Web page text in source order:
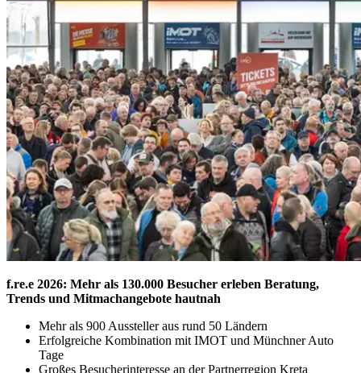
f.re.e 2026: Mehr als 130.000 Besucher erleben Beratung,
Trends und Mitmachangebote hautnah
Mehr als 900 Aussteller aus rund 50 Ländern
Erfolgreiche Kombination mit IMOT und Münchner Auto
Tage
Großes Besucherinteresse an der Partnerregion Kreta